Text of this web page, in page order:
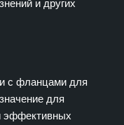
и других
с фланцами для
для
эффективных